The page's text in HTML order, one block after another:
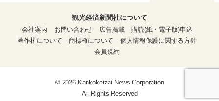
観光経済新聞社について
会社案内
お問い合わせ 広告掲載
購読(紙・電子版)申込
著作権について
商標権について
個人情報保護に関する方針
会員規約
© 2026 Kankokeizai News Corporation
All Rights Reserved